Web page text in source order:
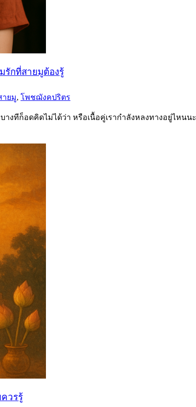
รักที่สายมูต้องรู้
ายมู, โพชฌังคปริตร
งทีก็อดคิดไม่ได้ว่า หรือเนื้อคู่เรากำลังหลงทางอยู่ไหนน
วรรู้